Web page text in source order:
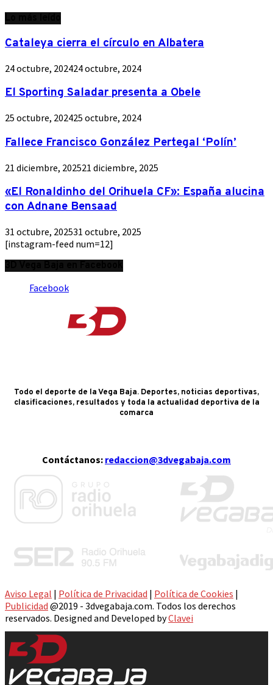
Cataleya cierra el círculo en Albatera
24 octubre, 202424 octubre, 2024
El Sporting Saladar presenta a Obele
25 octubre, 202425 octubre, 2024
Fallece Francisco González Pertegal ‘Polín’
21 diciembre, 202521 diciembre, 2025
«El Ronaldinho del Orihuela CF»: España alucina
con Adnane Bensaad
31 octubre, 202531 octubre, 2025
[instagram-feed num=12]
Facebook
Todo el deporte de la Vega Baja. Deportes, noticias deportivas,
clasificaciones, resultados y toda la actualidad deportiva de la
comarca
Contáctanos: redaccion@3dvegabaja.com
Aviso Legal | Política de Privacidad | Política de Cookies |
Publicidad @2019 - 3dvegabaja.com. Todos los derechos
reservados. Designed and Developed byClavei